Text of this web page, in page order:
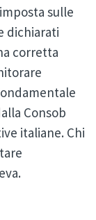
sulle
dichiarati
corretta
Consob
italiane. Chi